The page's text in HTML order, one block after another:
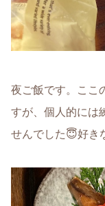
夜ご飯です。ここ
すが、個人的には
せんでした😇好き